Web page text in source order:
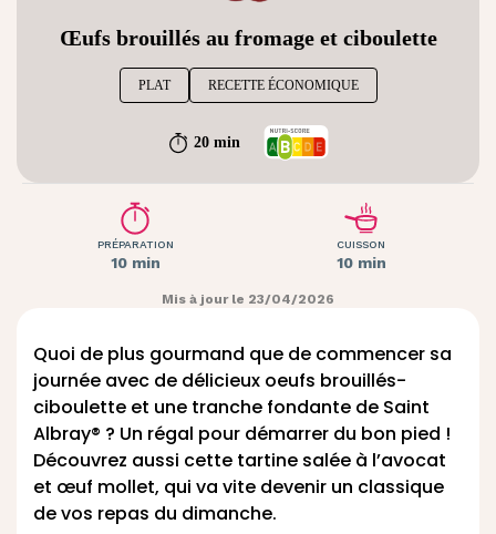
Œufs brouillés au fromage et ciboulette
PLAT RECETTE ÉCONOMIQUE
20 min
PRÉPARATION
10 min
CUISSON
10 min
Mis à jour le 23/04/2026
Quoi de plus gourmand que de commencer sa
journée avec de délicieux oeufs brouillés-
ciboulette et une tranche fondante de Saint
Albray® ? Un régal pour démarrer du bon pied !
Découvrez aussi cette tartine salée à l’avocat
et œuf mollet, qui va vite devenir un classique
de vos repas du dimanche.